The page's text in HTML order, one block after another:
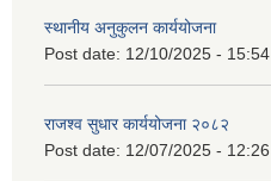
स्थानीय अनुकुलन कार्ययोजना
Post date: 12/10/2025 - 15:54
राजश्व सुधार कार्ययोजना २०८२
Post date: 12/07/2025 - 12:26